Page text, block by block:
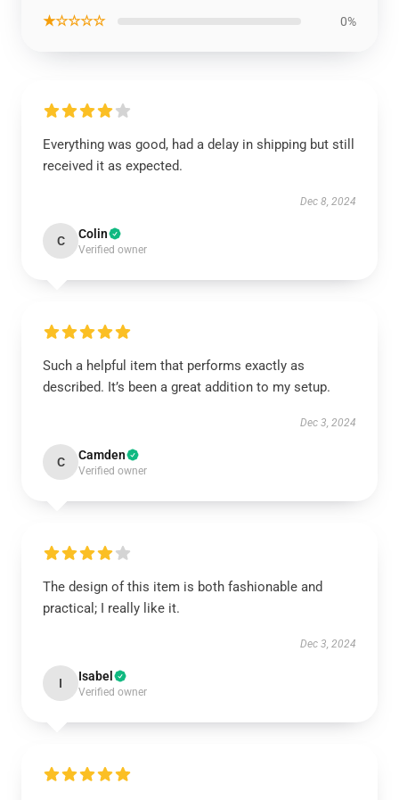
★☆☆☆☆ 0%
Everything was good, had a delay in shipping but still
received it as expected.
Dec 8, 2024
C Colin
Verified owner
Such a helpful item that performs exactly as
described. It’s been a great addition to my setup.
Dec 3, 2024
C Camden
Verified owner
The design of this item is both fashionable and
practical; I really like it.
Dec 3, 2024
I Isabel
Verified owner